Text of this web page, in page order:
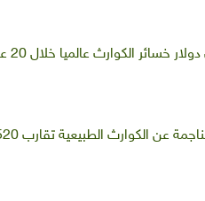
عن الكوارث الطبيعية تقارب 520 مليار دولار سنويا